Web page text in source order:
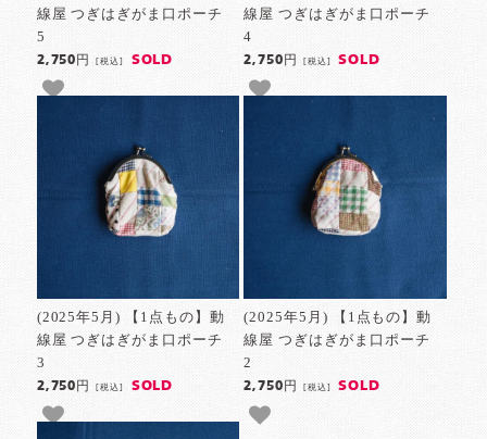
線屋 つぎはぎがま口ポーチ
5
2,750円[税込] SOLD
線屋 つぎはぎがま口ポーチ
4
2,750円 [税込] SOLD
(2025年5月) 【1点もの】動
線屋 つぎはぎがま口ポーチ
3
2,750円[税込] SOLD
(2025年5月) 【1点もの】動
線屋 つぎはぎがま口ポーチ
2
2,750円 [税込] SOLD